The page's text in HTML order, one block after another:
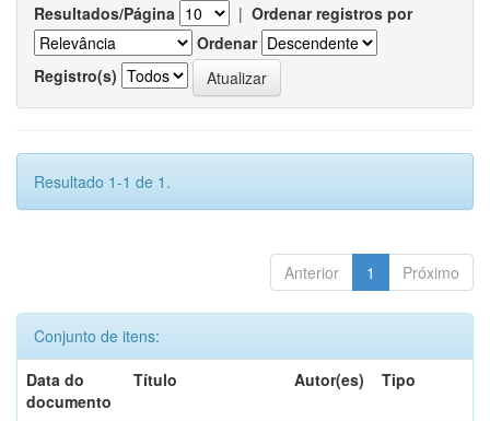
Resultados/Página | Ordenar registros por
Ordenar
Registro(s)
Resultado 1-1 de 1.
Anterior 1 Próximo
Conjunto de itens:
Data do
documento
Título Autor(es) Tipo